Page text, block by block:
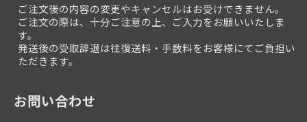
ご注文後の内容の変更やキャンセルはお受けできません。
ご注文の際は、十分ご注意の上、ご入力をお願いいたしま
す。
発送後の受取辞退は往復送料・手数料をお客様にてご負担い
ただきます。
お問い合わせ